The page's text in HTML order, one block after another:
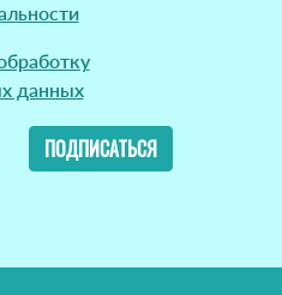
данных
ПОДПИСАТЬСЯ